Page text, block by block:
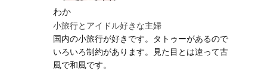
わか
小旅行とアイドル好きな主婦
国内の小旅行が好きです。タトゥーがあるので
いろいろ制約があります。見た目とは違って古
風で和風です。